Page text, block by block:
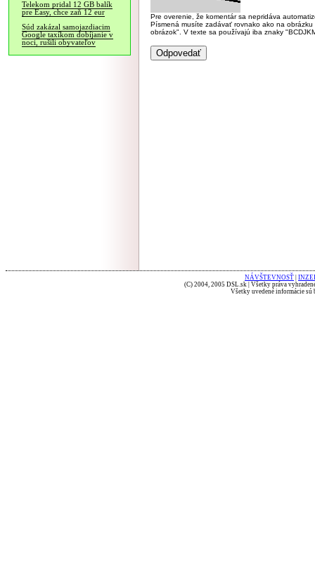
Telekom pridal 12 GB balík
pre Easy, chce zaň 12 eur
Súd zakázal samojazdiacim
Google taxíkom dobíjanie v
noci, rušili obyvateľov
Pre overenie, že komentár sa nepridáva
Písmená musíte zadávať rovnako ako na
obrázok". V texte sa používajú iba znaky
NÁVŠTEVNOSŤ
(C) 2004, 2005 DSL.sk | Všetky práva
Všetky uvedené informácie sú